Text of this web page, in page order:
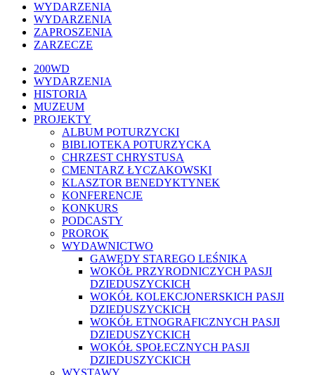
WYDARZENIA
WYDARZENIA
ZAPROSZENIA
ZARZECZE
Close
Menu
200WD
WYDARZENIA
HISTORIA
MUZEUM
PROJEKTY
ALBUM POTURZYCKI
BIBLIOTEKA POTURZYCKA
CHRZEST CHRYSTUSA
CMENTARZ ŁYCZAKOWSKI
KLASZTOR BENEDYKTYNEK
KONFERENCJE
KONKURS
PODCASTY
PROROK
WYDAWNICTWO
GAWĘDY STAREGO LEŚNIKA
WOKÓŁ PRZYRODNICZYCH PASJI
DZIEDUSZYCKICH
WOKÓŁ KOLEKCJONERSKICH PASJI
DZIEDUSZYCKICH
WOKÓŁ ETNOGRAFICZNYCH PASJI
DZIEDUSZYCKICH
WOKÓŁ SPOŁECZNYCH PASJI
DZIEDUSZYCKICH